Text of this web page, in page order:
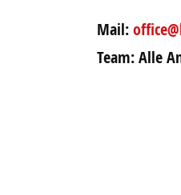
Mail:
Team: Alle